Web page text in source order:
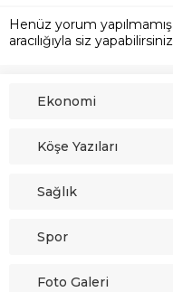
Henüz yorum
aracılığıyla siz
Ekonomi
Köşe Yazıları
Sağlık
Spor
Foto Galeri